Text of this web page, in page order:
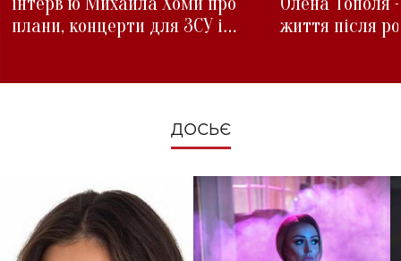
плани, концерти для ЗСУ і
життя після
ДОСЬЄ